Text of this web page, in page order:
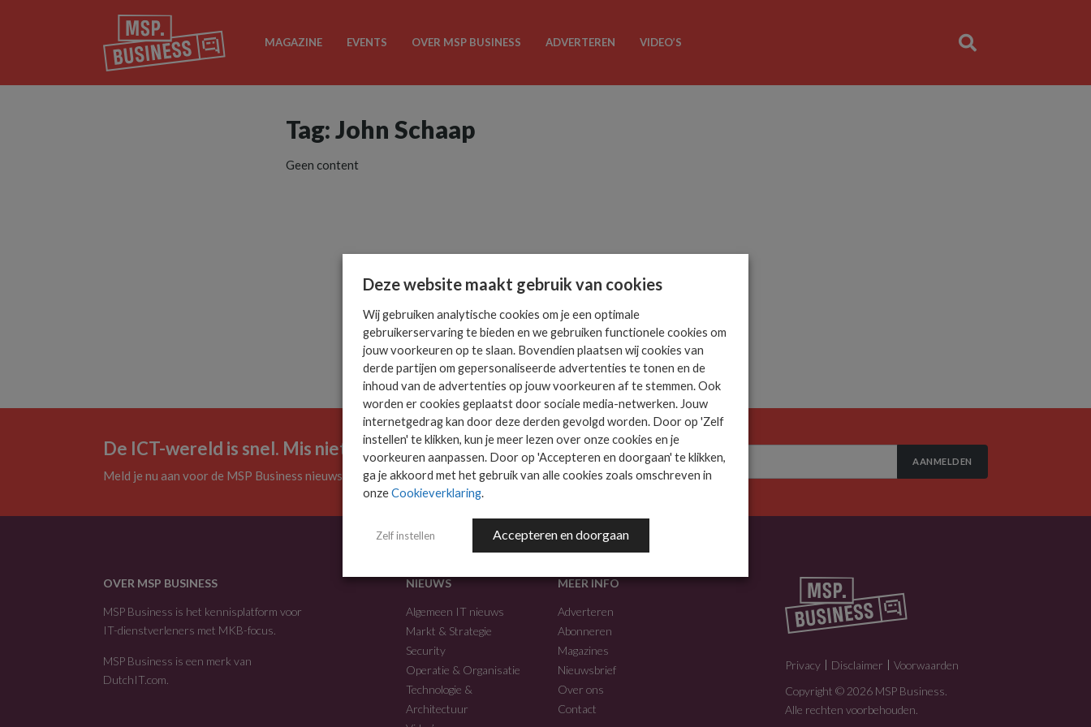
MAGAZINE EVENTS OVER MSP BUSINESS ADVERTEREN VIDEO’S
Tag: John Schaap
Geen content
De ICT-wereld is snel. Mis niets.
Meld je nu aan voor de MSP Business nieuwsbrief.
AANMELDEN
OVER MSP BUSINESS
MSP Business is het kennisplatform voor
IT-dienstverleners met MKB-focus.
MSP Business is een merk van
DutchIT.com
NIEUWS
Algemeen IT nieuws
Markt & Strategie
Security
Operatie & Organisatie
Technologie &
Architectuur
MEER INFO
Adverteren
Abonneren
Magazines
Nieuwsbrief
Over ons
Contact
Privacy Disclaimer
Voorwaarden
Copyright © 2026 MSP Business.
Alle rechten voorbehouden.
Deze website maakt gebruik van cookies
Wij gebruiken analytische cookies om je een optimale
gebruikerservaring te bieden en we gebruiken functionele cookies om
jouw voorkeuren op te slaan. Bovendien plaatsen wij cookies van
derde partijen om gepersonaliseerde advertenties te tonen en de
inhoud van de advertenties op jouw voorkeuren af te stemmen. Ook
worden er cookies geplaatst door sociale media-netwerken. Jouw
internetgedrag kan door deze derden gevolgd worden. Door op 'Zelf
instellen' te klikken, kun je meer lezen over onze cookies en je
voorkeuren aanpassen. Door op 'Accepteren en doorgaan' te klikken,
ga je akkoord met het gebruik van alle cookies zoals omschreven in
onzeCookieverklaring.
Zelf instellen Accepteren en doorgaan